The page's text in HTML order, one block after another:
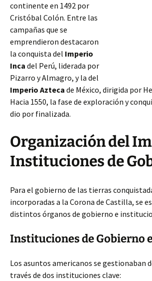
continente en 1492 por
Cristóbal Colón. Entre las
campañas que se
emprendieron destacaron
la conquista del Imperio
Inca del Perú, liderada por
Pizarro y Almagro, y la del
Imperio Azteca de México, dirigida por
Hacia 1550, la fase de exploración y
dio por finalizada.
Organización del
Instituciones de
Para el gobierno de las tierras
incorporadas a la Corona de Castilla, se
distintos órganos de gobierno e
Instituciones de Gobierno
Los asuntos americanos se gestionaban
través de dos instituciones clave: